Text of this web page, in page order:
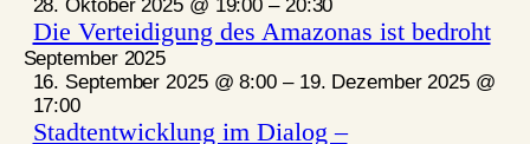
28. Oktober 2025 @ 19:00 – 20:30
Die Verteidigung des Amazonas ist bedroht
September 2025
16. September 2025 @ 8:00 – 19. Dezember 2025 @
17:00
Stadtentwicklung im Dialog –